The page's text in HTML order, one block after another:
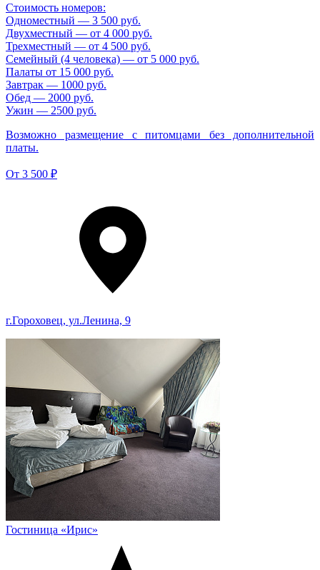
Стоимость номеров:
Одноместный — 3 500 руб.
Двухместный — от 4 000 руб.
Трехместный — от 4 500 руб.
Семейный (4 человека) — от 5 000 руб.
Палаты от 15 000 руб.
Завтрак — 1000 руб.
Обед — 2000 руб.
Ужин — 2500 руб.
Возможно размещение с питомцами без дополнительной
платы.
От 3 500 ₽
г.Гороховец, ул.Ленина, 9
Гостиница «Ирис»